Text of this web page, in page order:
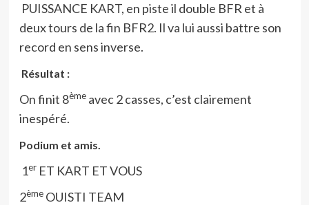
PUISSANCE KART, en piste il double BFR et à
deux tours de la fin BFR2. Il va lui aussi battre son
record en sens inverse.
Résultat :
On finit 8èmeavec 2 casses, c’est clairement
inespéré.
Podium et amis.
1erET KART ET VOUS
2èmeOUISTI TEAM